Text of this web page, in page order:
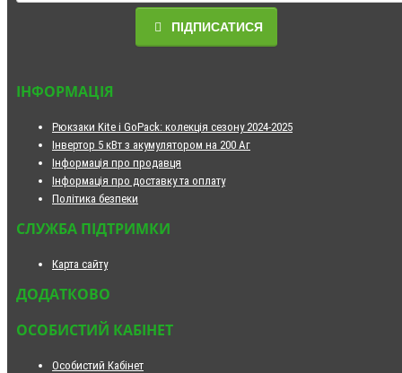
ПІДПИСАТИСЯ
ІНФОРМАЦІЯ
Рюкзаки Kite і GoPack: колекція сезону 2024-2025
Інвертор 5 кВт з акумулятором на 200 Аг
Інформація про продавця
Інформація про доставку та оплату
Політика безпеки
СЛУЖБА ПІДТРИМКИ
Карта сайту
ДОДАТКОВО
ОСОБИСТИЙ КАБІНЕТ
Особистий Кабінет